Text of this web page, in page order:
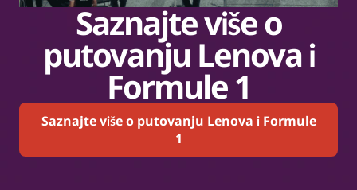
Saznajte više o
putovanju Lenova i
Formule 1
Saznajte više o putovanju Lenova i Formule
1